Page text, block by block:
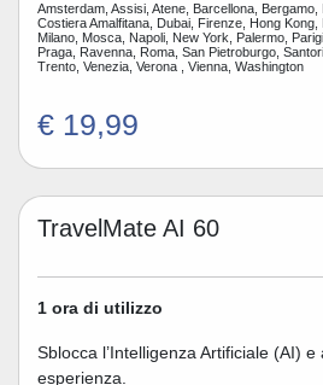
Amsterdam, Assisi, Atene, Barcellona, Bergamo,
Costiera Amalfitana, Dubai, Firenze, Hong Kong,
Milano, Mosca, Napoli, New York, Palermo,
Praga, Ravenna, Roma, San Pietroburgo,
Trento, Venezia, Verona , Vienna, Washington
€ 19,99
TravelMate AI 60
1 ora di utilizzo
Sblocca l’Intelligenza Artificiale (AI) e
esperienza.